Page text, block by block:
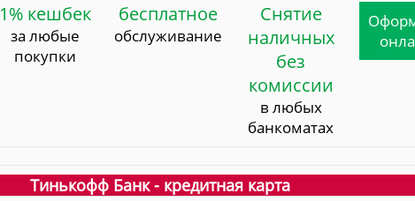
1% кешбек
за любые
покупки
бесплатное
обслуживание
Снятие
наличных
без
комиссии
в любых
банкоматах
Тинькофф Банк - кредитная карта